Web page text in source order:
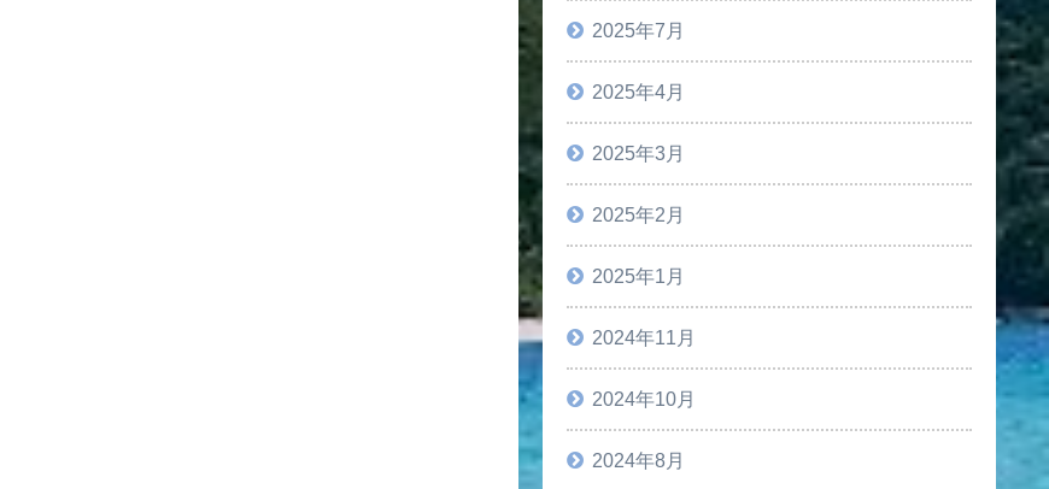
2025年7月
2025年4月
2025年3月
2025年2月
2025年1月
2024年11月
2024年10月
2024年8月